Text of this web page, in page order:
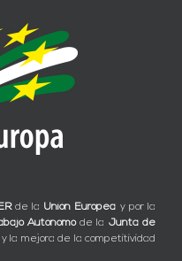
de la Unión Europea y por la
Autónomode la Junta de
la mejora de la competitividad